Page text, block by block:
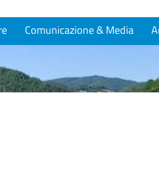
Comunicazione & Media